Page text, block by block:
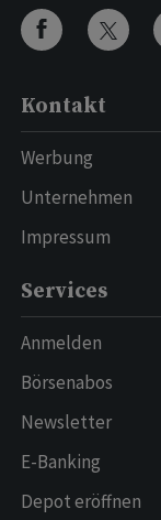
Kontakt
Werbung
Unternehmen
Impressum
Services
Anmelden
Börsenabos
Newsletter
E-Banking
Depot eröffnen